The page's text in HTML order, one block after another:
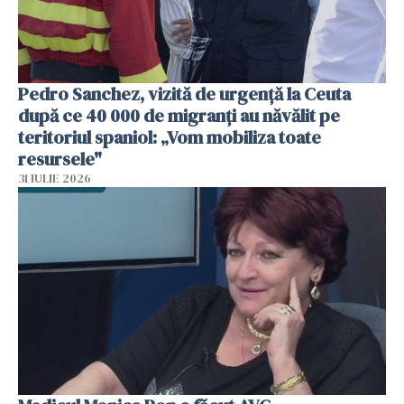
Pedro Sanchez, vizită de urgență la Ceuta
după ce 40 000 de migranți au năvălit pe
teritoriul spaniol: „Vom mobiliza toate
resursele"
31 IULIE 2026